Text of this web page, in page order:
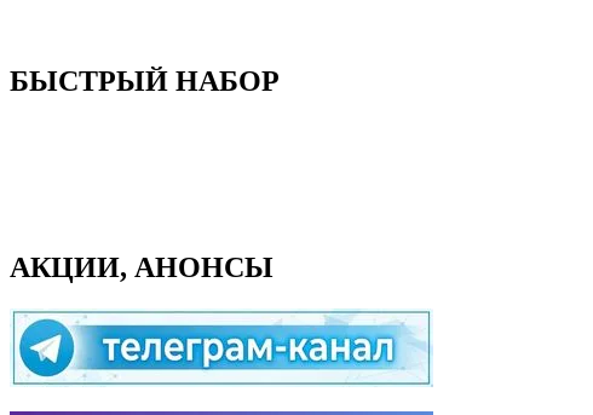
БЫСТРЫЙ НАБОР
АКЦИИ, АНОНСЫ